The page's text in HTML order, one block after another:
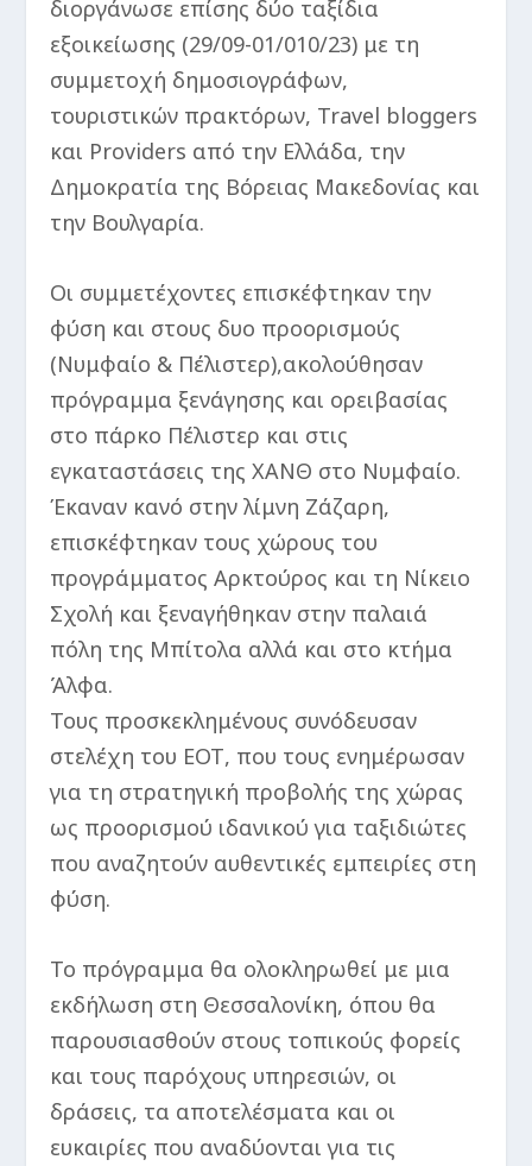
διοργάνωσε επίσης δύο ταξίδια
εξοικείωσης (29/09-01/010/23) με τη
συμμετοχή δημοσιογράφων,
τουριστικών πρακτόρων, Travel bloggers
και Providers από την Ελλάδα, την
Δημοκρατία της Βόρειας Μακεδονίας και
την Βουλγαρία.
Οι συμμετέχοντες επισκέφτηκαν την
φύση και στους δυο προορισμούς
(Νυμφαίο & Πέλιστερ),ακολούθησαν
πρόγραμμα ξενάγησης και ορειβασίας
στο πάρκο Πέλιστερ και στις
εγκαταστάσεις της ΧΑΝΘ στο Νυμφαίο.
Έκαναν κανό στην λίμνη Ζάζαρη,
επισκέφτηκαν τους χώρους του
προγράμματος Αρκτούρος και τη Νίκειο
Σχολή και ξεναγήθηκαν στην παλαιά
πόλη της Μπίτολα αλλά και στο κτήμα
Άλφα.
Τους προσκεκλημένους συνόδευσαν
στελέχη του ΕΟΤ, που τους ενημέρωσαν
για τη στρατηγική προβολής της χώρας
ως προορισμού ιδανικού για ταξιδιώτες
που αναζητούν αυθεντικές εμπειρίες στη
φύση.
Το πρόγραμμα θα ολοκληρωθεί με μια
εκδήλωση στη Θεσσαλονίκη, όπου θα
παρουσιασθούν στους τοπικούς φορείς
και τους παρόχους υπηρεσιών, οι
δράσεις, τα αποτελέσματα και οι
ευκαιρίες που αναδύονται για τις